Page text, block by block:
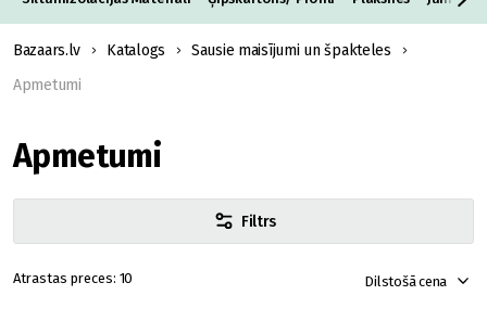
Bazaars.lv Katalogs
Sausie maisījumi un špakteles
Apmetumi
Apmetumi
Filtrs
10 Dilstošā cena